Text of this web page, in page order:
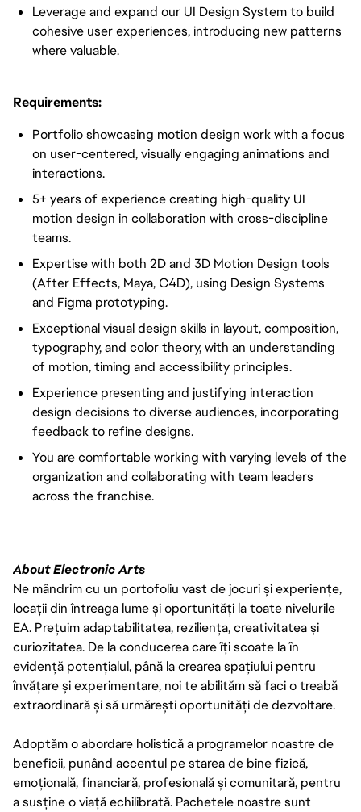
Leverage and expand our UI Design System to build
cohesive user experiences, introducing new patterns
where valuable.
Requirements:
Portfolio showcasing motion design work with a focus
on user-centered, visually engaging animations and
interactions.
5+ years of experience creating high-quality UI
motion design in collaboration with cross-discipline
teams.
Expertise with both 2D and 3D Motion Design tools
(After Effects, Maya, C4D), using Design Systems
and Figma prototyping.
Exceptional visual design skills in layout, composition,
typography, and color theory, with an understanding
of motion, timing and accessibility principles.
Experience presenting and justifying interaction
design decisions to diverse audiences, incorporating
feedback to refine designs.
You are comfortable working with varying levels of the
organization and collaborating with team leaders
across the franchise.
About Electronic Arts
Ne mândrim cu un portofoliu vast de jocuri și experiențe,
locații din întreaga lume și oportunități la toate nivelurile
EA. Prețuim adaptabilitatea, reziliența, creativitatea și
curiozitatea. De la conducerea care îți scoate la în
evidență potențialul, până la crearea spațiului pentru
învățare și experimentare, noi te abilităm să faci o treabă
extraordinară și să urmărești oportunități de dezvoltare.
Adoptăm o abordare holistică a programelor noastre de
beneficii, punând accentul pe starea de bine fizică,
emoțională, financiară, profesională și comunitară, pentru
a susține o viață echilibrată. Pachetele noastre sunt